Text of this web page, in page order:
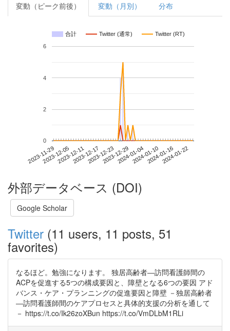
変動（ピーク前後） 変動（月別） 分布
合計 Twitter (通常) Twitter (RT)
2023-11-292023-12-052023-12-112023-12-172023-12-232023-12-292024-01-042024-01-102024-01-162024-01-22
0
2
4
6
外部データベース (DOI)
Google Scholar
Twitter (11 users, 11 posts, 51
favorites)
なるほど。勉強になります。 独居高齢者―訪問看護師間の
ACPを促進する5つの構成要因と、障壁となる6つの要因 アド
バンス・ケア・プランニングの促進要因と障壁 －独居高齢者
―訪問看護師間のケアプロセスと具体的支援の分析を通して
－ https://t.co/Ik26zoXBun https://t.co/VmDLbM1RLi